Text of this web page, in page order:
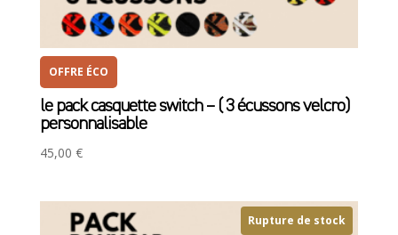
OFFRE ÉCO
le pack casquette switch – ( 3 écussons velcro)
personnalisable
45,00 €
Rupture de stock